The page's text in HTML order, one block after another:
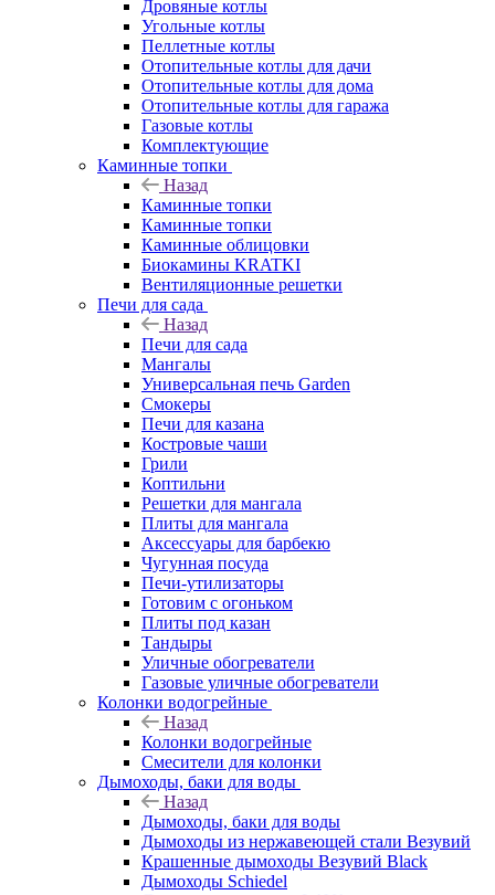
Дровяные котлы
Угольные котлы
Пеллетные котлы
Отопительные котлы для дачи
Отопительные котлы для дома
Отопительные котлы для гаража
Газовые котлы
Комплектующие
Каминные топки
Назад
Каминные топки
Каминные топки
Каминные облицовки
Биокамины KRATKI
Вентиляционные решетки
Печи для сада
Назад
Печи для сада
Мангалы
Универсальная печь Garden
Смокеры
Печи для казана
Костровые чаши
Грили
Коптильни
Решетки для мангала
Плиты для мангала
Аксессуары для барбекю
Чугунная посуда
Печи-утилизаторы
Готовим с огоньком
Плиты под казан
Тандыры
Уличные обогреватели
Газовые уличные обогреватели
Колонки водогрейные
Назад
Колонки водогрейные
Смесители для колонки
Дымоходы, баки для воды
Назад
Дымоходы, баки для воды
Дымоходы из нержавеющей стали Везувий
Крашенные дымоходы Везувий Black
Дымоходы Schiedel